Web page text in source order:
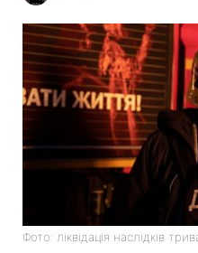
Фото: ліквідація наслідків